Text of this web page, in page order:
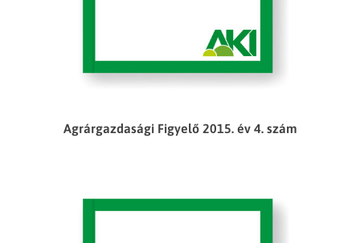
Agrárgazdasági Figyelő 2015. év 4. szám